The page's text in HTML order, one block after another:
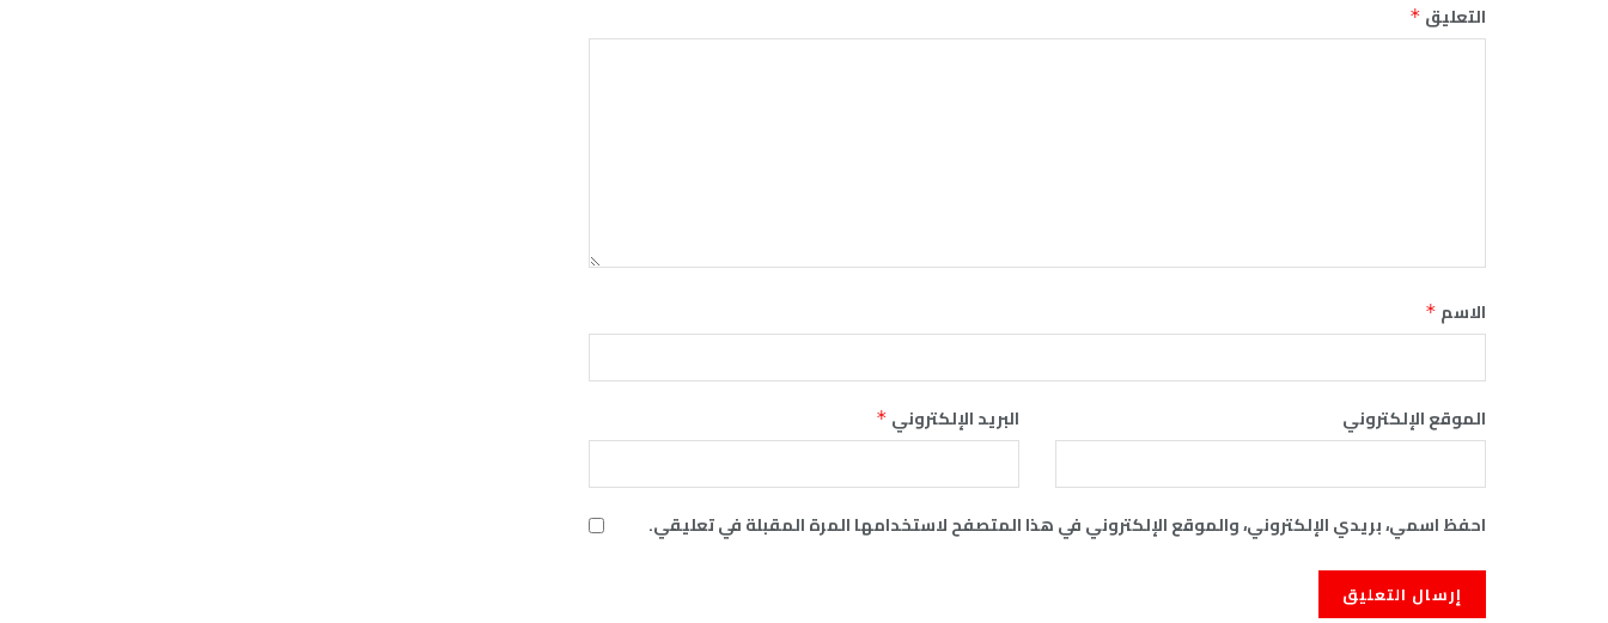
التعليق *
الاسم *
البريد الإلكتروني * الموقع الإلكتروني
احفظ اسمي، بريدي الإلكتروني، والموقع الإلكتروني في هذا المتصفح لاستخدامها المرة المقبلة في تعليقي.